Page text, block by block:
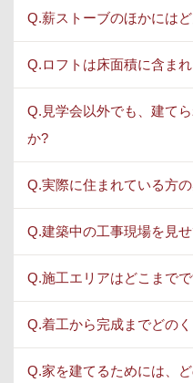
Q.薪ストーブのほかには
Q.ロフトは床面積に含ま
Q.見学会以外でも、建て
か?
Q.実際に住まれている方
Q.建築中の工事現場を見
Q.施工エリアはどこまで
Q.着工から完成までどの
Q.家を建てるためには、